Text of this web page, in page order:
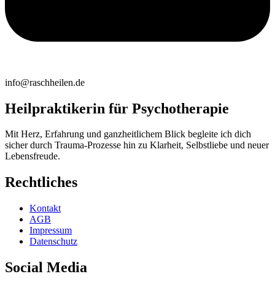
info@raschheilen.de
Heilpraktikerin für Psychotherapie
Mit Herz, Erfahrung und ganzheitlichem Blick begleite ich dich
sicher durch Trauma-Prozesse hin zu Klarheit, Selbstliebe und neuer
Lebensfreude.
Rechtliches
Kontakt
AGB
Impressum
Datenschutz
Social Media